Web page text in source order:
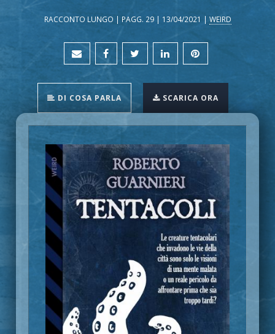
RACCONTO LUNGO | PAGG. 29 | 13/04/2021 | WEIRD
DI COSA PARLA SCARICA ORA